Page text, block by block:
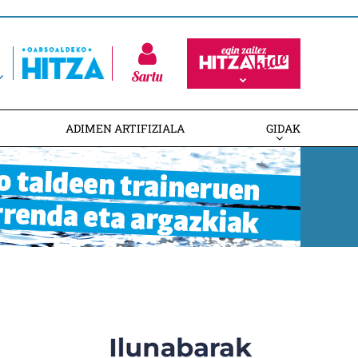
Sartu
ADIMEN ARTIFIZIALA GIDAK